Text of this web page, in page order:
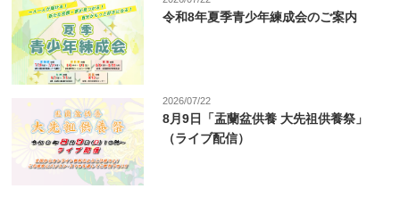
令和8年夏季青少年練成会のご案内
2026/07/22
8月9日「盂蘭盆供養 大先祖供養祭」
（ライブ配信）